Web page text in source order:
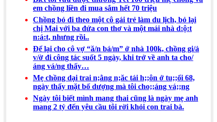
em chồng liền đi mua sắm hết 70 triệu
Chồng bỏ đi theo một cô gái trẻ làm du lịch, bỏ lại
chị Mai với ba đứa con thơ và một mái nhà d:ộ:t
n:á:t, nhưng rồi..
Để lại cho cô vợ “ă/n bá/m” ở nhà 100k, chồng gi/ả
v/ờ đi công tác suốt 5 ngày, khi trở về anh ta cho/
áng vá/ng thấy…
Mẹ chồng dại trai n;ằng n;ăc tái h;;ôn ở tu;;ổi 68,
ngày thấy mặt bố dượng mà tôi cho;;áng vá;;ng
Ngày tôi biết mình mang thai cũng là ngày mẹ anh
mang 2 tỷ đến yêu cầu tôi rời khỏi con trai bà.